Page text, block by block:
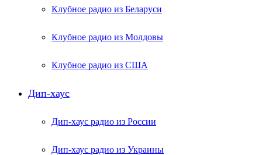
Клубное радио из Беларуси
Клубное радио из Молдовы
Клубное радио из США
Дип-хаус
Дип-хаус радио из России
Дип-хаус радио из Украины